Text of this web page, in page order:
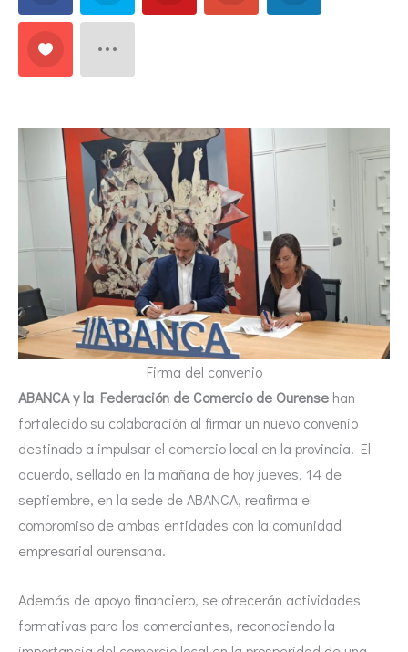
Firma del convenio
ABANCA y la Federación de Comercio de Ourense han
fortalecido su colaboración al firmar un nuevo convenio
destinado a impulsar el comercio local en la provincia. El
acuerdo, sellado en la mañana de hoy jueves, 14 de
septiembre, en la sede de ABANCA, reafirma el
compromiso de ambas entidades con la comunidad
empresarial ourensana.
Además de apoyo financiero, se ofrecerán actividades
formativas para los comerciantes, reconociendo la